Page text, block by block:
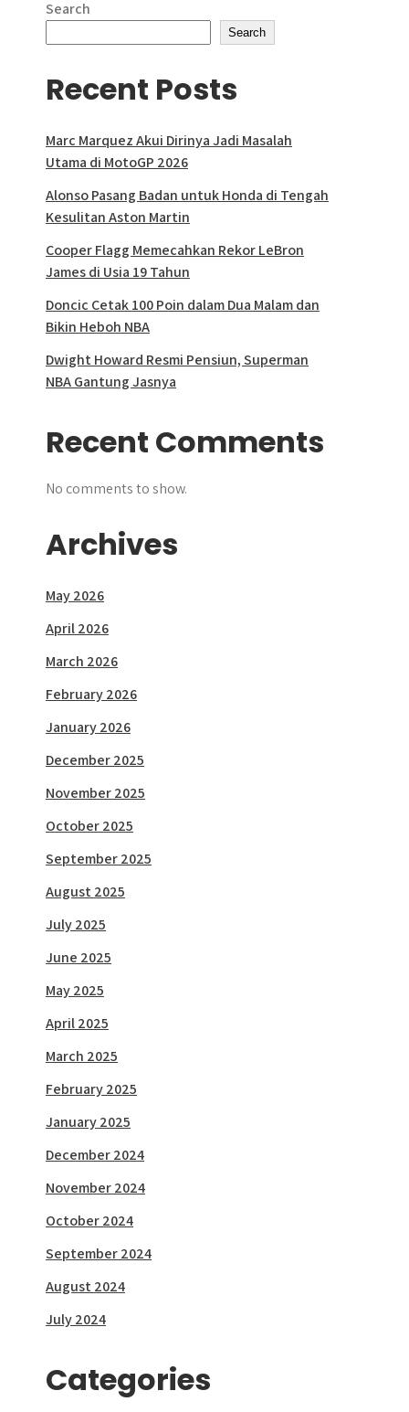
Search
Search
Recent Posts
Marc Marquez Akui Dirinya Jadi Masalah
Utama di MotoGP 2026
Alonso Pasang Badan untuk Honda di Tengah
Kesulitan Aston Martin
Cooper Flagg Memecahkan Rekor LeBron
James di Usia 19 Tahun
Doncic Cetak 100 Poin dalam Dua Malam dan
Bikin Heboh NBA
Dwight Howard Resmi Pensiun, Superman
NBA Gantung Jasnya
Recent Comments
No comments to show.
Archives
May 2026
April 2026
March 2026
February 2026
January 2026
December 2025
November 2025
October 2025
September 2025
August 2025
July 2025
June 2025
May 2025
April 2025
March 2025
February 2025
January 2025
December 2024
November 2024
October 2024
September 2024
August 2024
July 2024
Categories